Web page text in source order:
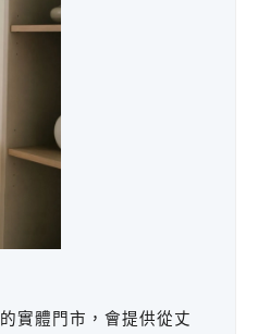
的實體門市，會提供從丈